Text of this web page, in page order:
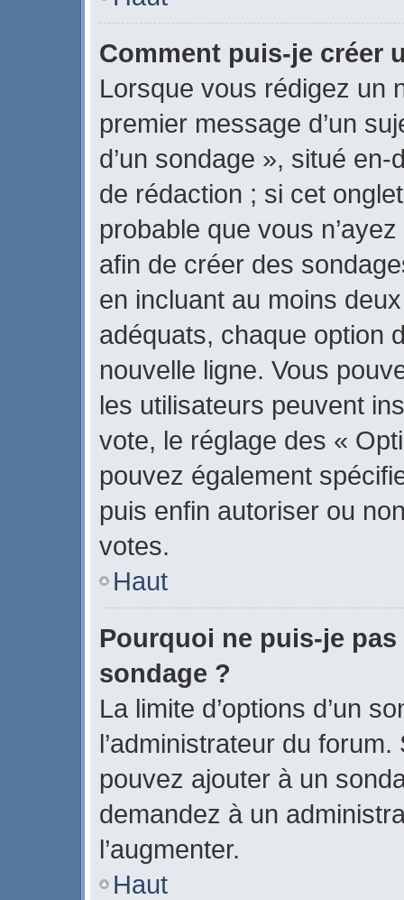
Comment puis-je créer
Lorsque vous rédigez un
premier message d’un
d’un sondage », situé
de rédaction ; si cet
probable que vous
afin de créer des
en incluant au moins
adéquats, chaque option
nouvelle ligne. Vous
les utilisateurs peuvent
vote, le réglage des «
pouvez également
puis enfin autoriser ou
votes.
Haut
Pourquoi ne puis-je
sondage ?
La limite d’options d’un
l’administrateur du
pouvez ajouter à un
demandez à un
l’augmenter.
Haut